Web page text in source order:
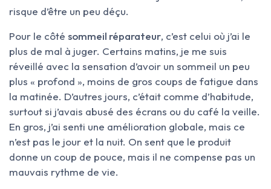
risque d’être un peu déçu.
Pour le côté sommeil réparateur, c’est celui où j’ai le
plus de mal à juger. Certains matins, je me suis
réveillé avec la sensation d’avoir un sommeil un peu
plus « profond », moins de gros coups de fatigue dans
la matinée. D’autres jours, c’était comme d’habitude,
surtout si j’avais abusé des écrans ou du café la veille.
En gros, j’ai senti une amélioration globale, mais ce
n’est pas le jour et la nuit. On sent que le produit
donne un coup de pouce, mais il ne compense pas un
mauvais rythme de vie.